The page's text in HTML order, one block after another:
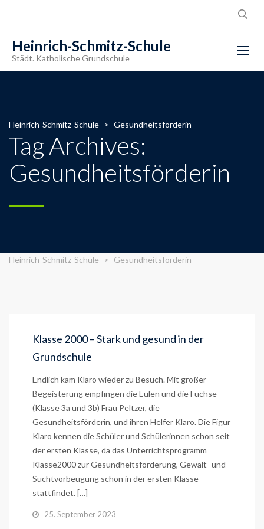
Heinrich-Schmitz-Schule
Städt. Katholische Grundschule
Heinrich-Schmitz-Schule > Gesundheitsförderin
Tag Archives:
Gesundheitsförderin
Heinrich-Schmitz-Schule > Gesundheitsförderin
Klasse 2000 – Stark und gesund in der
Grundschule
Endlich kam Klaro wieder zu Besuch. Mit großer
Begeisterung empfingen die Eulen und die Füchse
(Klasse 3a und 3b) Frau Peltzer, die
Gesundheitsförderin, und ihren Helfer Klaro. Die Figur
Klaro kennen die Schüler und Schülerinnen schon seit
der ersten Klasse, da das Unterrichtsprogramm
Klasse2000 zur Gesundheitsförderung, Gewalt- und
Suchtvorbeugung schon in der ersten Klasse
stattfindet. […]
25. September 2023